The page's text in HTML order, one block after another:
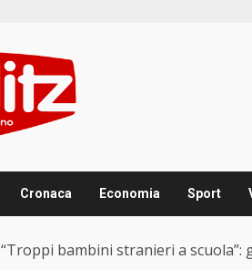
Cronaca Economia Sport
“Troppi bambini stranieri a